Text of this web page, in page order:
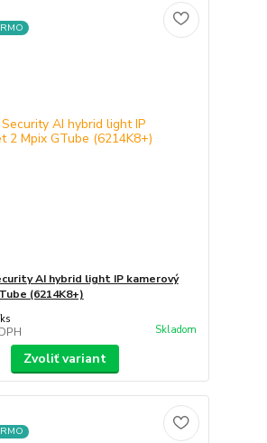
AI hybrid light IP kamerový
(6214K8+)
ks
Skladom
Zvoliť variant